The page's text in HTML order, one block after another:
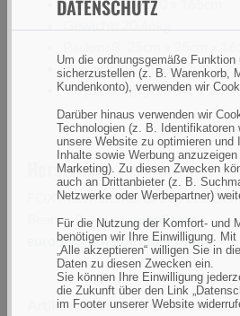
DATENSCHUTZ
Um die ordnungsgemäße Funktion
sicherzustellen (z. B. Warenkorb,
Kundenkonto), verwenden wir
Darüber hinaus verwenden wir
Technologien (z. B. Identifikatoren
unsere Website zu optimieren und
Inhalte sowie Werbung
Marketing). Zu diesen Zwecken
auch an Drittanbieter (z. B.
Netzwerke oder Werbepartner)
Für die Nutzung der Komfort- und
benötigen wir Ihre Einwilligung.
„Alle akzeptieren“ willigen Sie in
Daten zu diesen Zwecken ein.
Sie können Ihre Einwilligung
die Zukunft über den Link
im Footer unserer Website
Verpackungsmaß: 27cm x
Verpackungsgewicht:
Hersteller:
FOX International Group Ltd,
Beerse, Belgium,compliance-
europe@ratheroutdoors.com
Artikelnummer(n) des Herstellers